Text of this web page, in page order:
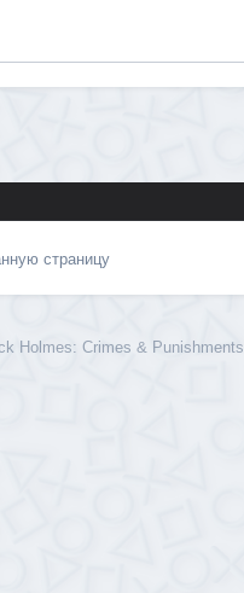
страницу
Holmes: Crimes & Punishments